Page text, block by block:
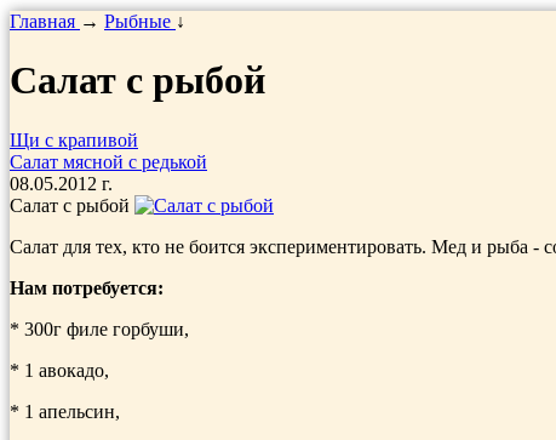
Главная → Рыбные ↓
Салат с рыбой
Щи с крапивой
Салат мясной с редькой
08.05.2012 г.
Салат с рыбой
Салат для тех, кто не боится экспериментировать. Мед и рыба
Нам потребуется:
* 300г филе горбуши,
* 1 авокадо,
* 1 апель­син,